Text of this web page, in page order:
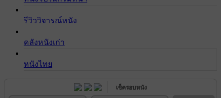
รีวิววิจารณ์หนัง
คลังหนังเก่า
หนังไทย
เช็ครอบหนัง